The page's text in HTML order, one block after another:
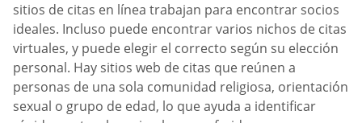
sitios de citas en línea trabajan para encontrar socios
ideales. Incluso puede encontrar varios nichos de citas
virtuales, y puede elegir el correcto según su elección
personal. Hay sitios web de citas que reúnen a
personas de una sola comunidad religiosa, orientación
sexual o grupo de edad, lo que ayuda a identificar